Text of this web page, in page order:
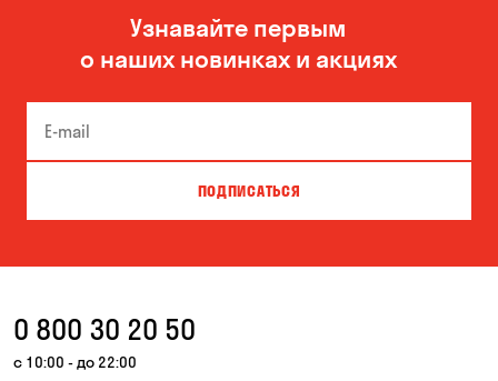
Узнавайте первым
о наших новинках и акциях
ПОДПИСАТЬСЯ
0 800 30 20 50
с 10:00 - до 22:00